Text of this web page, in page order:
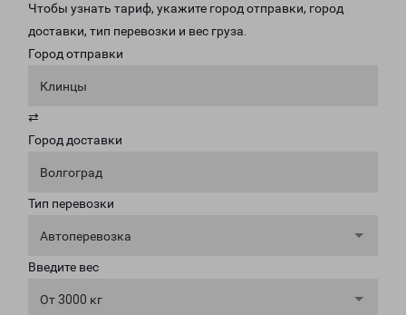
Чтобы узнать тариф, укажите город отправки, город
доставки, тип перевозки и вес груза.
Город отправки
Клинцы
⇄
Город доставки
Волгоград
Тип перевозки
Автоперевозка
Введите вес
От 3000 кг